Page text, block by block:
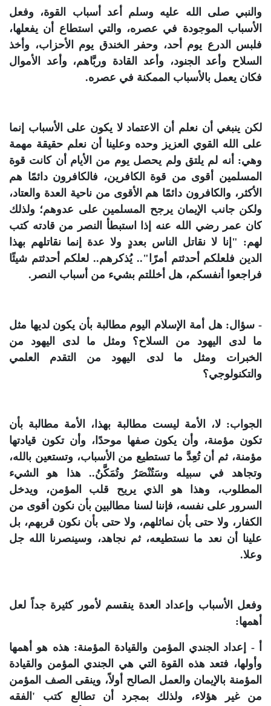
والنبي صلى الله عليه وسلم أعد أسباب القوة، وفعل
الأسباب الموجودة في عصره، والتي استطاع أن يفعلها،
فلبس الدرع يوم أحد، وحفر الخندق يوم الأحزاب، وأخذ
السلاح وأعد الجنود، وأعد القادة وربَّاهم، وأعد الأموال
فكان يعمل بالأسباب الممكنة في عصره.
لكن ينبغي أن نعلم أن الاعتماد لا يكون على الأسباب إنما
على الله القوي العزيز وحده وعلينا أن نعلم حقيقة مهمة
وهي: أنه لم يلتق ولم يحصل يوم من الأيام أن كانت قوة
المسلمين أقوى من قوة الكافرين، فالكافرون دائمًا هم
الأكثر، والكافرون دائمًا هم الأقوى من ناحية العدة والعتاد،
ولكن جانب الإيمان يرجح المسلمين على عدوهم؛ ولذلك
كان عمر رضي الله عنه إذا استبطأ النصر من قادته كتب
لهم: "إنا لا نقاتل الناس بعددٍ ولا عدة إنما نقاتلهم بهذا
الدين فلعلكم أحدثتم أمرًا".. يُذكرهم.. لعلكم أحدثتم شيئًا
فراجعوا أنفسكم، هل أخللتم بشيء من أسباب النصر.
- سؤال: هل أمة الإسلام اليوم مطالبة بأن يكون لديها مثل
ما لدى اليهود من السلاح؟ ومثل ما لدى اليهود من
الخبرات ومثل ما لدى اليهود من التقدم العلمي
والتكنولوجي؟
الجواب: لا، الأمة ليست مطالبة بهذا، الأمة مطالبة بأن
تكون مؤمنة، وأن يكون صفها موحدًا، وأن تكون قيادتها
مؤمنة، ثم أن تُعِدَّ ما تستطيع من الأسباب، وتستعين بالله،
وتجاهد في سبيله وسَتُنْصَرُ وتُمَكَّنُ.. هذا هو الشيء
المطلوب، وهذا هو الذي يريح قلب المؤمن، ويدخل
السرور على نفسه، فإننا لسنا مطالبين بأن نكون أقوى من
الكفار، ولا حتى بأن نماثلهم، ولا حتى بأن نكون قربهم، بل
علينا أن نعد ما نستطيعه، ثم نجاهد، وسينصرنا الله جل
وعلا.
وفعل الأسباب وإعداد العدة ينقسم لأمور كثيرة جداً لعل
أهمها:
أ - إعداد الجندي المؤمن والقيادة المؤمنة: هذه هو أهمها
وأولها، فتعد هذه القوة التي هي الجندي المؤمن والقيادة
المؤمنة بالإيمان والعمل الصالح أولاً، وينقى الصف المؤمن
من غير هؤلاء، ولذلك بمجرد أن تطالع كتب 'الفقه